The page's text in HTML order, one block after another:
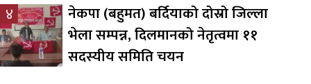
४
नेकपा (बहुमत) बर्दियाको दोस्रो जिल्ला
भेला सम्पन्न, दिलमानको नेतृत्वमा ११
सदस्यीय समिति चयन